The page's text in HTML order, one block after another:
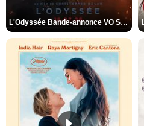
L'Odyssée Bande-annonce VO STFR